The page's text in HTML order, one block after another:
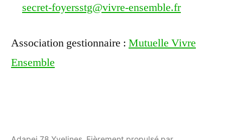
secret-foyersstg@vivre-ensemble.fr
Association gestionnaire : Mutuelle Vivre
Ensemble